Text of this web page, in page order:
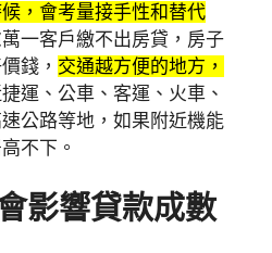
，會考量接手性和替代
一客戶繳不出房貸，房子
錢， 交通越方便的地方，
捷運、公車、客運、火車、
公路等地，如果附近機能
不下。
影響貸款成數